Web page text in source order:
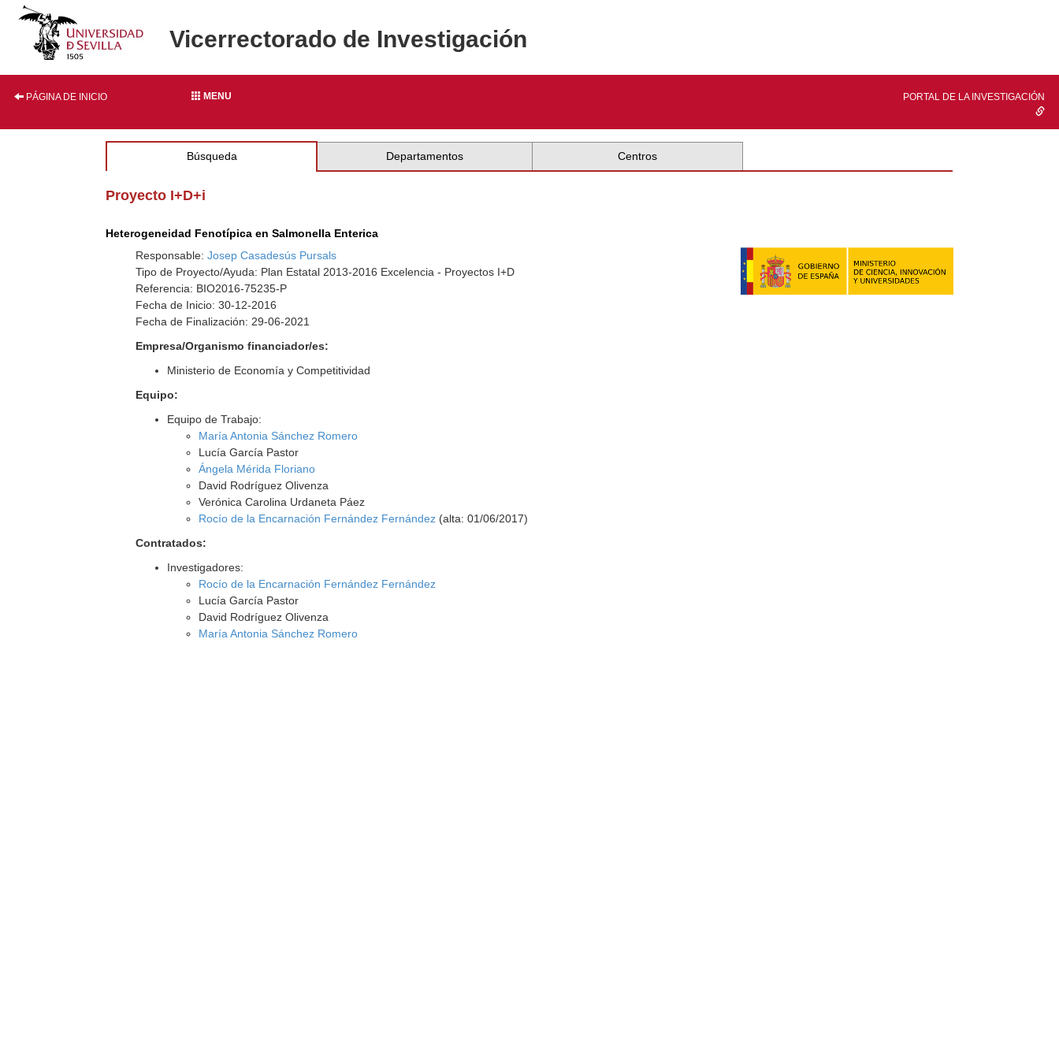
Vicerrectorado de Investigación
PÁGINA DE INICIO MENU PORTAL DE LA INVESTIGACIÓN
Búsqueda Departamentos Centros
Proyecto I+D+i
Heterogeneidad Fenotípica en Salmonella Enterica
Responsable:Josep Casadesús Pursals
Tipo de Proyecto/Ayuda: Plan Estatal 2013-2016 Excelencia - Proyectos I+D
Referencia: BIO2016-75235-P
Fecha de Inicio: 30-12-2016
Fecha de Finalización: 29-06-2021
Empresa/Organismo financiador/es:
Ministerio de Economía y Competitividad
Equipo:
Equipo de Trabajo:
María Antonia Sánchez Romero
Lucía García Pastor
Ángela Mérida Floriano
David Rodríguez Olivenza
Verónica Carolina Urdaneta Páez
Rocío de la Encarnación Fernández Fernández (alta: 01/06/2017)
Contratados:
Investigadores:
Rocío de la Encarnación Fernández Fernández
Lucía García Pastor
David Rodríguez Olivenza
María Antonia Sánchez Romero